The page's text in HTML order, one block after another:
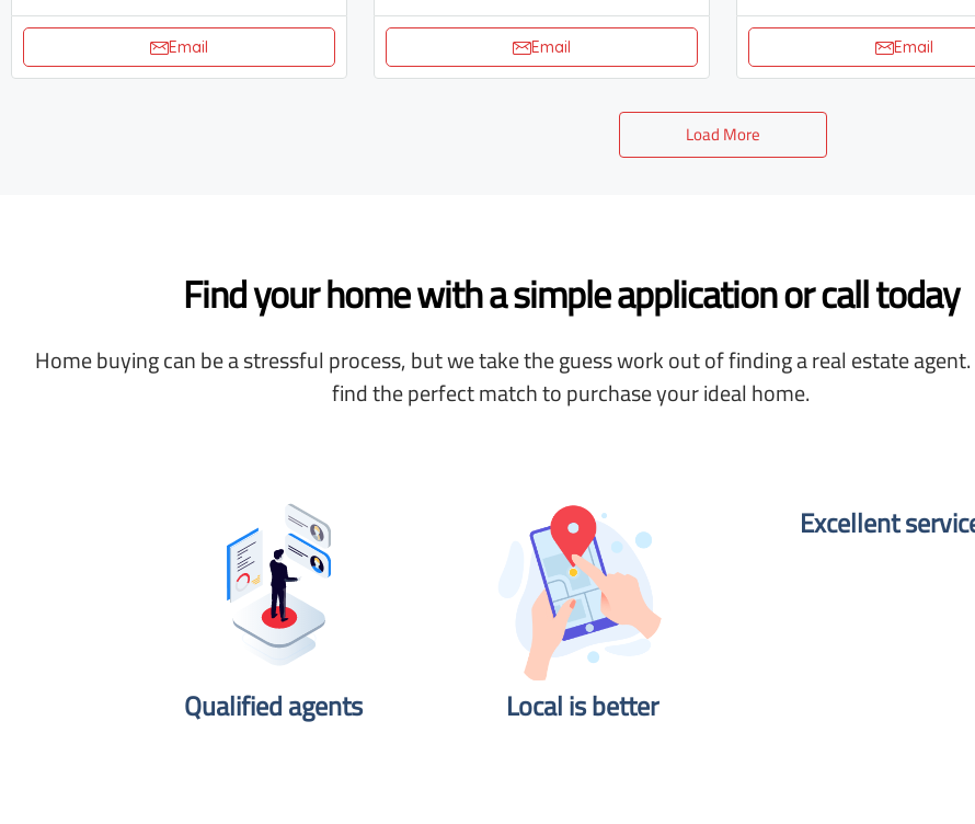
Email Email Email
Load More
Find your home with a simple application or call today
Home buying can be a stressful process, but we take the guess work out of finding a real estate agent.
find the perfect match to purchase your ideal home.
Qualified agents​ Local is better​
Excellent